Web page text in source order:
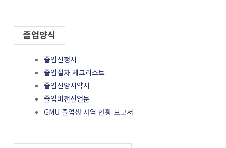
졸업양식
졸업신청서
졸업절차 체크리스트
졸업신앙서약서
졸업비전선언문
GMU 졸업생 사역 현황 보고서